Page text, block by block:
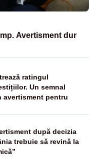
Avertisment dur
ratingul
Un semnal
avertisment pentru
după decizia
trebuie să revină la